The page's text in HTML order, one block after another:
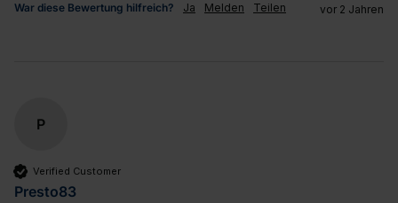
War diese Bewertung hilfreich? Ja Melden Teilen vor 2 Jahren
P
Verified Customer
Presto83